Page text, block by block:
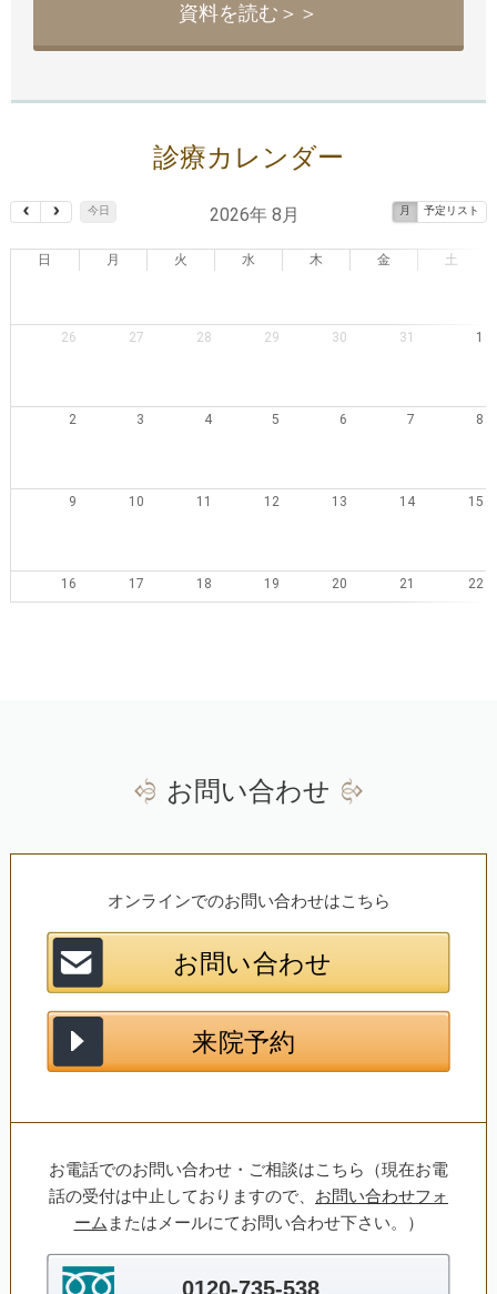
資料を読む＞＞
診療カレンダー
今日 月 予定リスト
2026年 8月
日 月 火 水 木 金 土
26 27 28 29 30 31 1
2 3 4 5 6 7 8
9 10 11 12 13 14 15
16 17 18 19 20 21 22
お問い合わせ
オンラインでのお問い合わせはこちら
お電話でのお問い合わせ・ご相談はこちら（現在お電
話の受付は中止しておりますので、 お問い合わせフォ
ーム またはメールにてお問い合わせ下さい。）
0120-735-538